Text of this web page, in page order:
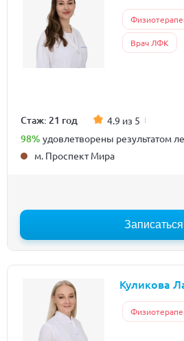
Врач ЛФК
Стаж: 21 год 4.9 из 5
98% удовлетворены результатом
м. Проспект Мира
Записаться
Куликова